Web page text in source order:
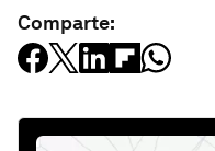
Comparte: